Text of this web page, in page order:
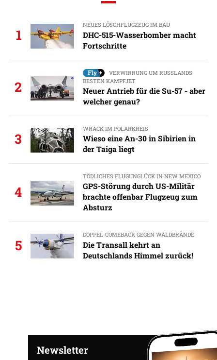
1
NEUES LÖSCHFLUGZEUG IM BAU
DHC-515-Wasserbomber macht
Fortschritte
2
VERWIRRUNG UM RUSSLANDS
BESTEN KAMPFJET
Neuer Antrieb für die Su-57 - aber
welcher genau?
3
WRACK IM POLARKREIS
Wieso eine An-30 in Sibirien in
der Taiga liegt
4
TÖDLICHES FLUGUNGLÜCK IN NEW MEXICO
GPS-Störung durch US-Militär
brachte offenbar Flugzeug zum
Absturz
5
DOPPEL-COMEBACK GEGEN WALDBRÄNDE
Die Transall kehrt an
Deutschlands Himmel zurück!
Newsletter